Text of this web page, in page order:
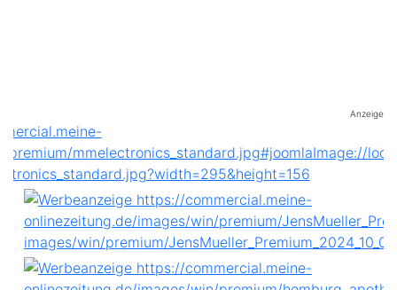
Anzeige